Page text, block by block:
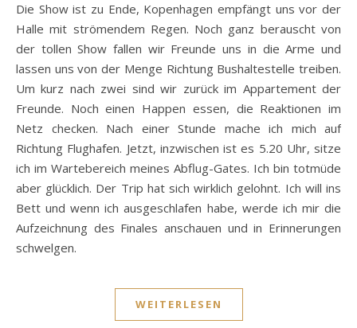
Die Show ist zu Ende, Kopenhagen empfängt uns vor der
Halle mit strömendem Regen. Noch ganz berauscht von
der tollen Show fallen wir Freunde uns in die Arme und
lassen uns von der Menge Richtung Bushaltestelle treiben.
Um kurz nach zwei sind wir zurück im Appartement der
Freunde. Noch einen Happen essen, die Reaktionen im
Netz checken. Nach einer Stunde mache ich mich auf
Richtung Flughafen. Jetzt, inzwischen ist es 5.20 Uhr, sitze
ich im Wartebereich meines Abflug-Gates. Ich bin totmüde
aber glücklich. Der Trip hat sich wirklich gelohnt. Ich will ins
Bett und wenn ich ausgeschlafen habe, werde ich mir die
Aufzeichnung des Finales anschauen und in Erinnerungen
schwelgen.
WEITERLESEN